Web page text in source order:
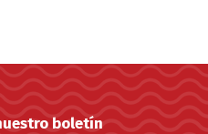
boletín